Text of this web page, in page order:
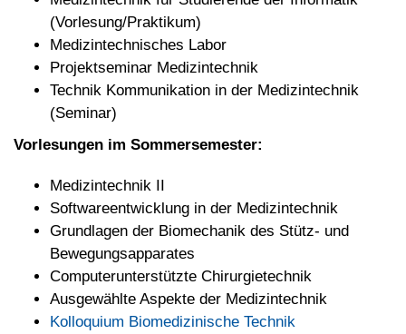
(Vorlesung/Praktikum)
Medizintechnisches Labor
Projektseminar Medizintechnik
Technik Kommunikation in der Medizintechnik
(Seminar)
Vorlesungen im Sommersemester:
Medizintechnik II
Softwareentwicklung in der Medizintechnik
Grundlagen der Biomechanik des Stütz- und
Bewegungsapparates
Computerunterstützte Chirurgietechnik
Ausgewählte Aspekte der Medizintechnik
Kolloquium Biomedizinische Technik